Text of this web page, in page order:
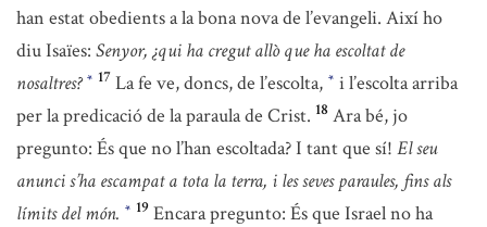
han estat obedients a la bona nova de l’evangeli. Així ho
diu Isaïes: Senyor, ¿qui ha cregut allò que ha escoltat de
nosaltres? * 17 La fe ve, doncs, de l’escolta, * i l’escolta arriba
per la predicació de la paraula de Crist. 18 Ara bé, jo
pregunto: És que no l’han escoltada? I tant que sí! El seu
anunci s’ha escampat a tota la terra, i les seves paraules, fins als
límits del món. * 19 Encara pregunto: És que Israel no ha